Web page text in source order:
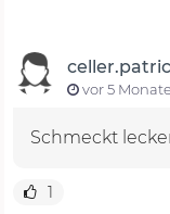
vor 5
Schmeckt
1